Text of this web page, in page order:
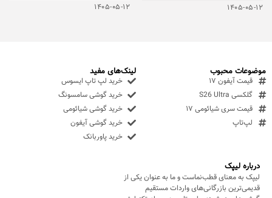
۱۴۰۵-۰۵-۱۲
۱۴۰۵-۰۵-۱۲
درباره لیپک
لیپک به معنای قطب‌نماست و ما به عنوان یکی از
قدیمی‌ترین بازرگانی‌های واردات مستقیم
موضوعات محبوب
قیمت آیفون ۱۷
گلکسی S26 Ultra
قیمت سری شیائومی ۱۷
لپ‌تاپ
لینک‌های مفید
خرید لپ تاپ ایسوس
خرید گوشی سامسونگ
خرید گوشی شیائومی
خرید گوشی آیفون
خرید پاوربانک